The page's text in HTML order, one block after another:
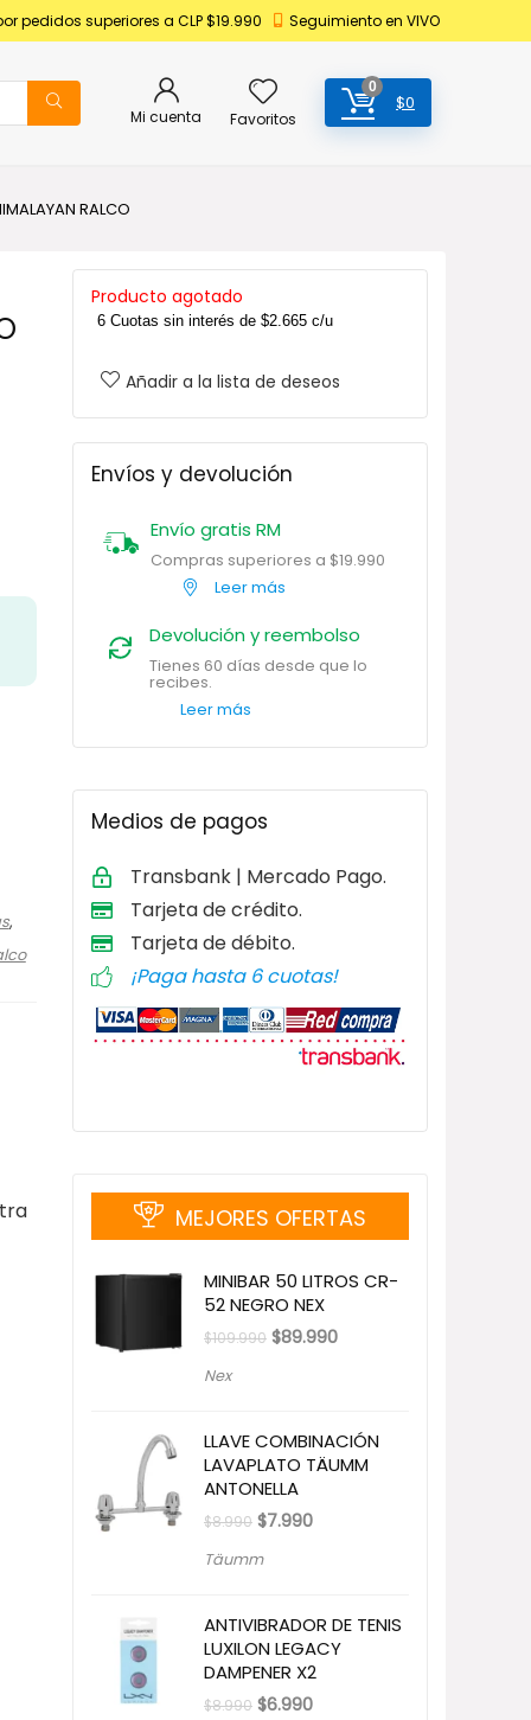
pedidos superiores a CLP $19.990 Seguimiento en VIVO
Mi cuenta Favoritos
0
$0
RALCO
,
Producto agotado
6 Cuotas sin interés de $2.665 c/u
Añadir a la lista de deseos
Envíos y devolución
Envío gratis RM
Compras superiores a $19.990
Leer más
Devolución y reembolso
Tienes 60 días desde que lo
recibes.
Leer más
Medios de pagos
Transbank | Mercado Pago.
Tarjeta decrédito.
Tarjeta de débito.
¡Paga hasta 6 cuotas!
MEJORES OFERTAS
MINIBAR 50 LITROS CR-
52 NEGRO NEX
$109.990 El
$89.990El
Nex
LLAVE COMBINACIÓN
LAVAPLATO TÄUMM
ANTONELLA
$8.990 El
original
$7.990El
Täumm
ANTIVIBRADOR DE TENIS
LUXILON LEGACY
DAMPENER X2
$8.990 El
$6.990El